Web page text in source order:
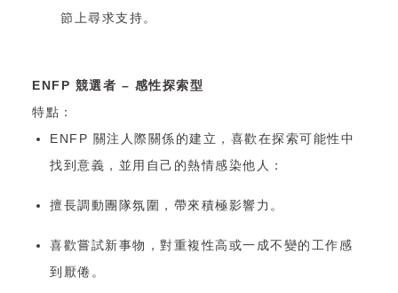
節上尋求支持。
ENFP 競選者 – 感性探索型
特點：
ENFP 關注人際關係的建立，喜歡在探索可能性中
找到意義，並用自己的熱情感染他人：
擅長調動團隊氛圍，帶來積極影響力。
喜歡嘗試新事物，對重複性高或一成不變的工作感
到厭倦。